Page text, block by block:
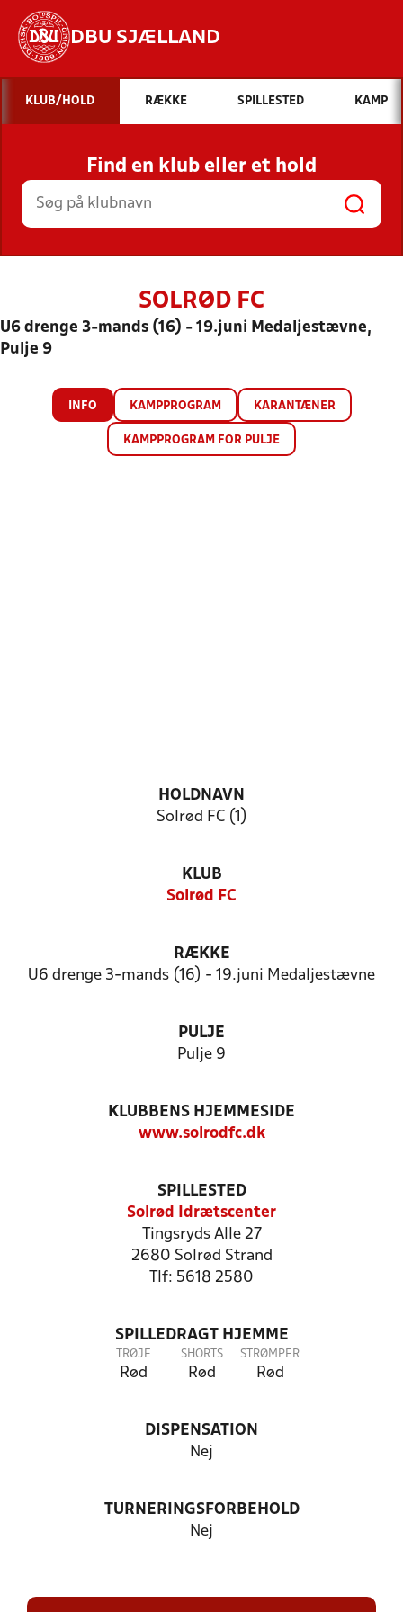
DBU SJÆLLAND
Hvad vil du søge efter?
INDHOLD OG NYHEDER
STILLINGER, RESULTATER, KLUBBER OG
HOLD
KLUB/HOLD RÆKKE SPILLESTED KAMP
Find en klub eller et hold
SOLRØD FC
U6 drenge 3-mands (16) - 19.juni Medaljestævne,
Pulje 9
INFO KAMPPROGRAM KARANTÆNER
KAMPPROGRAM FOR PULJE
HOLDNAVN
Solrød FC (1)
KLUB
Solrød FC
RÆKKE
U6 drenge 3-mands (16) - 19.juni Medaljestævne
PULJE
Pulje 9
KLUBBENS HJEMMESIDE
www.solrodfc.dk
SPILLESTED
Solrød Idrætscenter
Tingsryds Alle 27
2680 Solrød Strand
Tlf: 5618 2580
SPILLEDRAGT HJEMME
TRØJE
Rød
SHORTS
Rød
STRØMPER
Rød
DISPENSATION
Nej
TURNERINGSFORBEHOLD
Nej